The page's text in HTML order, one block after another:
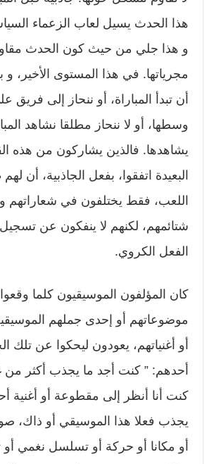
هذا الحدث يسيل لعاب الزعماء
و هذا جلي من حيث كون الحدث
مجرياتها. في هذا المستوى الأخير، و
أن تبدأ المباراة، أو ننحاز إلى
وسطها، أو لا ننحاز مطلقا نشاهد
يشاهدها. فالذين يشاركون من هذه
البعيدة اتفقوا، بفعل الجاذبية، أن
اللعب، فقط يختلفون في شعاراتهم
شتائمهم، لكنهم لا ينفكون عن
الفعل الكروي.
كان المؤلفون الموسيقيون كلما
موضوعاتهم أو إحدى جملهم
أو أغنياتهم، يعودون ليحكوا عن تلك
أحدهم: ” كنت أجد ما يجذب أكثر من
كنت أنا أنظر إلى مقطوعة أو أغنية
يجذب فعلا هذا الموسيقي أو ذاك،
أو مكانا أو حركة أو تسلسل نغمي